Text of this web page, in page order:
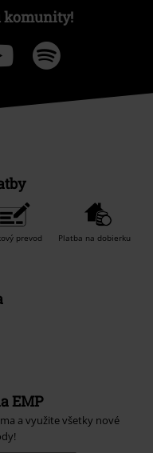
komunity!
prevod Platba na dobierku
EMP
a využite všetky nové